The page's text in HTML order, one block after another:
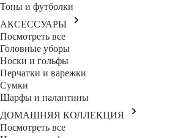
Топы и футболки
АКСЕССУАРЫ
Посмотреть все
Головные уборы
Носки и гольфы
Перчатки и варежки
Сумки
Шарфы и палантины
ДОМАШНЯЯ КОЛЛЕКЦИЯ
Посмотреть все